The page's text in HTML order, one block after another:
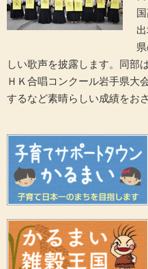
しい歌声を披露します。同部
ＨＫ合唱コンクール岩手県大
するなど素晴らしい成績をお